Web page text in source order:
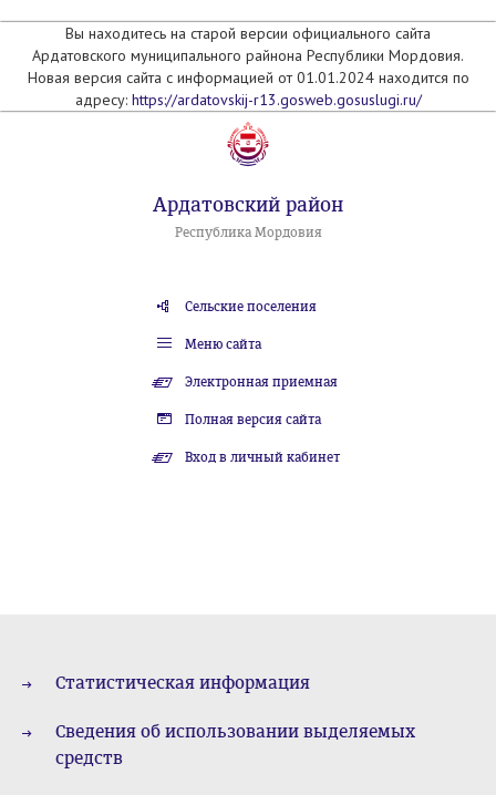
Вы находитесь на старой версии официального сайта
Ардатовского муниципального райнона Республики Мордовия.
Новая версия сайта с информацией от 01.01.2024 находится по
адресу: https://ardatovskij-r13.gosweb.gosuslugi.ru/
Ардатовский район
Республика Мордовия
Сельские поселения
Меню сайта
Электронная приемная
Полная версия сайта
Вход в личный кабинет
Статистическая информация
Сведения об использовании выделяемых
средств